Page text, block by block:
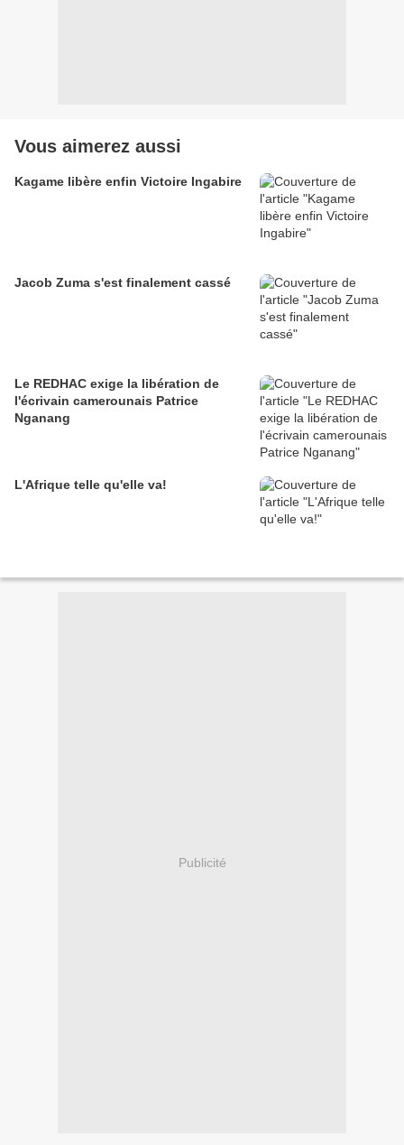
Vous aimerez aussi
Kagame libère enfin Victoire Ingabire
Jacob Zuma s'est finalement cassé
Le REDHAC exige la libération de
l'écrivain camerounais Patrice
Nganang
L'Afrique telle qu'elle va!
Publicité